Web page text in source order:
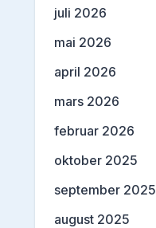
juli 2026
mai 2026
april 2026
mars 2026
februar 2026
oktober 2025
september 2025
august 2025